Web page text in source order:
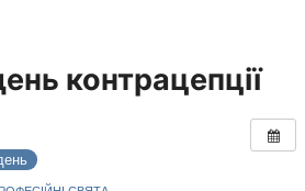
контрацепції